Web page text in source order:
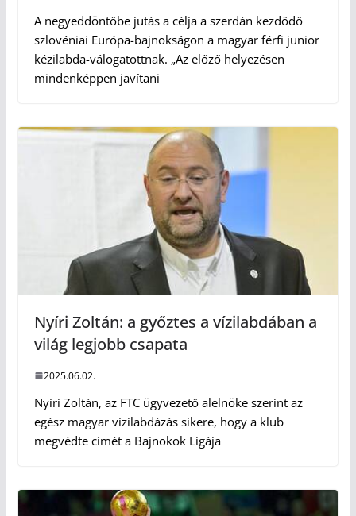
A negyeddöntőbe jutás a célja a szerdán kezdődő
szlovéniai Európa-bajnokságon a magyar férfi junior
kézilabda-válogatottnak. „Az előző helyezésen
mindenképpen javítani
Nyíri Zoltán: a győztes a vízilabdában a
világ legjobb csapata
2025.06.02.
Nyíri Zoltán, az FTC ügyvezető alelnöke szerint az
egész magyar vízilabdázás sikere, hogy a klub
megvédte címét a Bajnokok Ligája